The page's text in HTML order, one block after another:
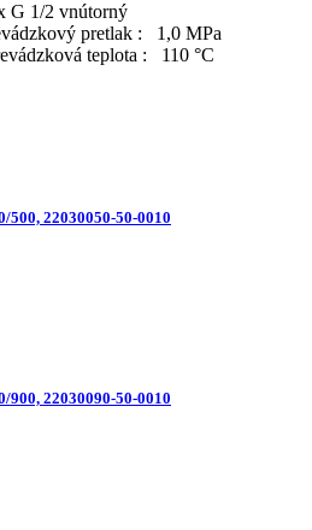
G 1/2 vnútorný
pretlak : 1,0 MPa
teplota : 110 °C
22030050-50-0010
22030090-50-0010